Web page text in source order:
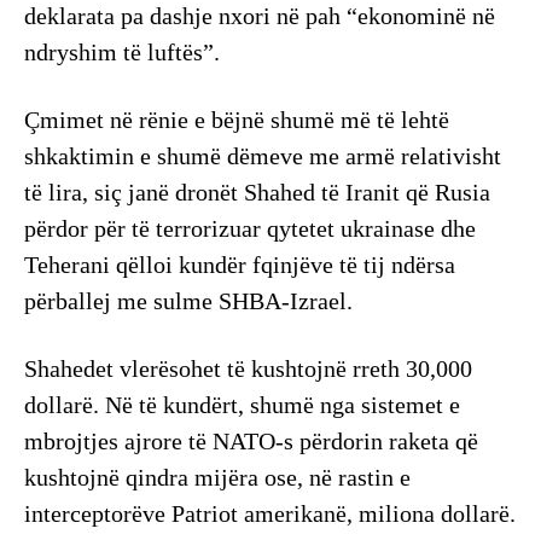
deklarata pa dashje nxori në pah “ekonominë në
ndryshim të luftës”.
Çmimet në rënie e bëjnë shumë më të lehtë
shkaktimin e shumë dëmeve me armë relativisht
të lira, siç janë dronët Shahed të Iranit që Rusia
përdor për të terrorizuar qytetet ukrainase dhe
Teherani qëlloi kundër fqinjëve të tij ndërsa
përballej me sulme SHBA-Izrael.
Shahedet vlerësohet të kushtojnë rreth 30,000
dollarë. Në të kundërt, shumë nga sistemet e
mbrojtjes ajrore të NATO-s përdorin raketa që
kushtojnë qindra mijëra ose, në rastin e
interceptorëve Patriot amerikanë, miliona dollarë.